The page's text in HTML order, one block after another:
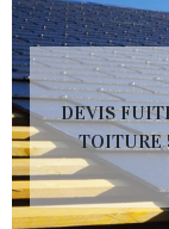
DEVIS
TOITURE